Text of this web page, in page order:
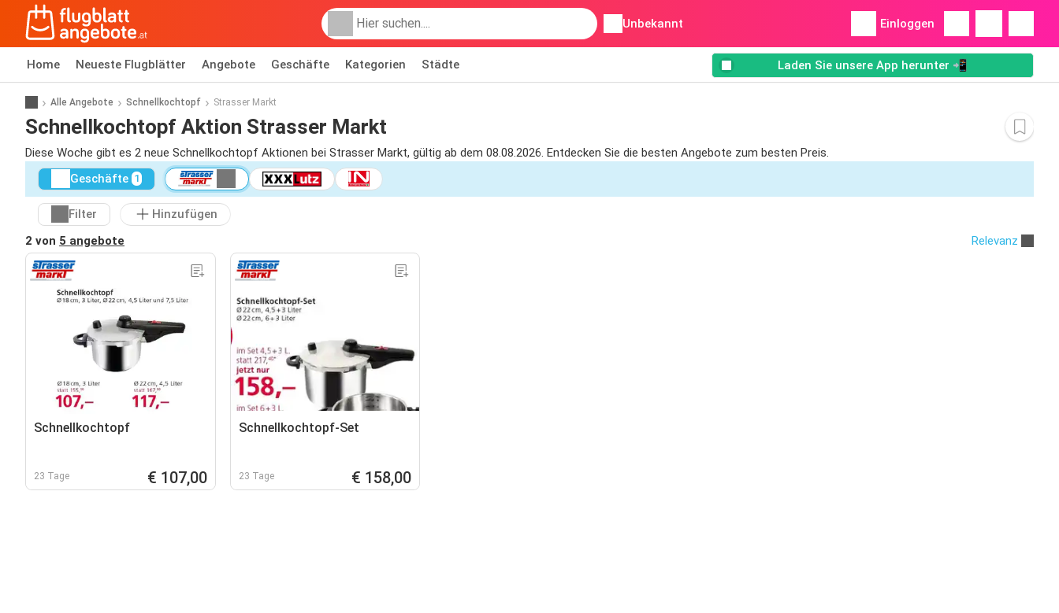
Unbekannt Einloggen
Home Neueste Flugblätter Angebote Geschäfte Kategorien Städte Laden Sie unsere App herunter 📲
Alle Angebote Schnellkochtopf Strasser Markt
Schnellkochtopf Aktion Strasser Markt
Diese Woche gibt es 2 neue Schnellkochtopf Aktionen bei Strasser Markt, gültig ab dem 08.08.2026. Entdecken Sie die besten Angebote zum besten Preis.
Geschäfte 1
Filter
Hinzufügen
2 von 5 angebote Relevanz
Schnellkochtopf
23 Tage € 107,00
Schnellkochtopf-Set
23 Tage € 158,00